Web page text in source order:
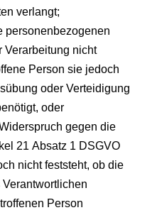
verlangt;
personenbezogenen
Verarbeitung nicht
Person sie jedoch
oder Verteidigung
oder
gegen die
21 Absatz 1 DSGVO
nicht feststeht, ob die
Person